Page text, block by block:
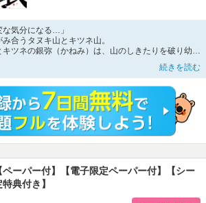
な気分になる…」
合うタヌキ山とキツネ山。
ツネの銀弥（かねみ）は、山のしきたりを破り幼な
開発計画を頓挫させようと人間に化けて奮闘する芝瞳
っていると知ってしまい…？
キツネの異種姦ラブ！
おまけペーパー付！
クシーモア限定特典が付与されています
続きを読む
ペーパー付】【電子限定ペーパー付】【シー
典付き】